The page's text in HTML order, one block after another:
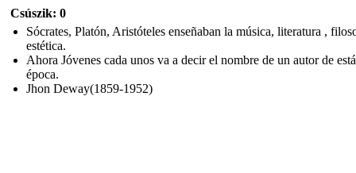
Csúszik: 0
Sócrates, Platón, Aristóteles enseñaban la música, literatura ,
estética.
Ahora Jóvenes cada unos va a decir el nombre de un autor de está
época.
Jhon Deway(1859-1952)